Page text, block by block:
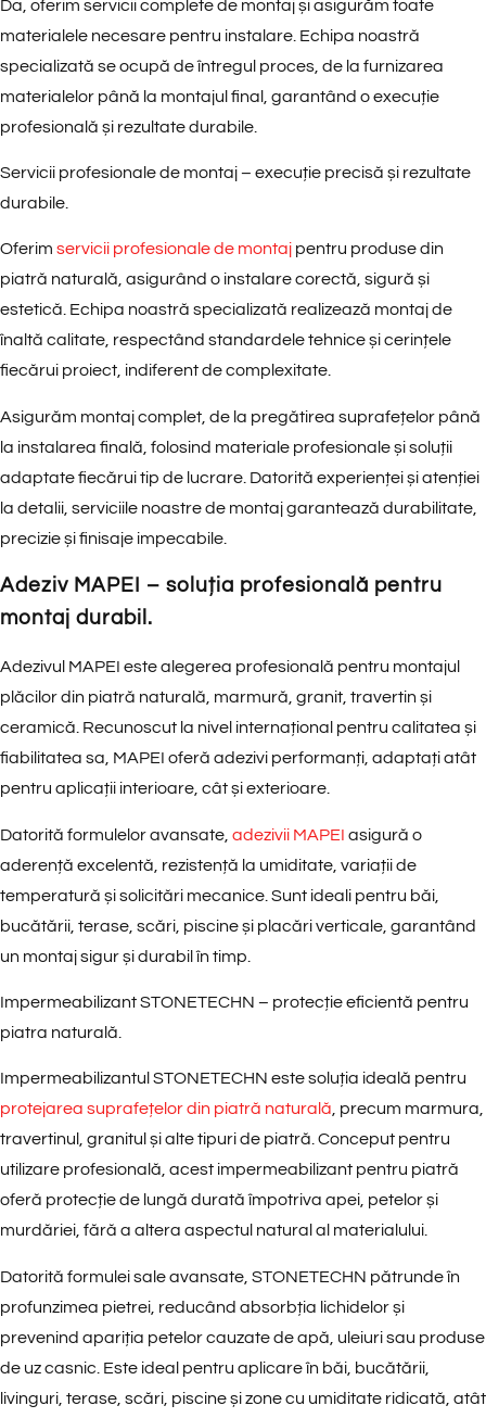
Da, oferim servicii complete de montaj și asigurăm toate
materialele necesare pentru instalare. Echipa noastră
specializată se ocupă de întregul proces, de la furnizarea
materialelor până la montajul final, garantând o execuție
profesională și rezultate durabile.
Servicii profesionale de montaj – execuție precisă și rezultate
durabile.
Oferim servicii profesionale de montaj pentru produse din
piatră naturală, asigurând o instalare corectă, sigură și
estetică. Echipa noastră specializată realizează montaj de
înaltă calitate, respectând standardele tehnice și cerințele
fiecărui proiect, indiferent de complexitate.
Asigurăm montaj complet, de la pregătirea suprafețelor până
la instalarea finală, folosind materiale profesionale și soluții
adaptate fiecărui tip de lucrare. Datorită experienței și atenției
la detalii, serviciile noastre de montaj garantează durabilitate,
precizie și finisaje impecabile.
Adeziv MAPEI – soluția profesională pentru
montaj durabil.
Adezivul MAPEI este alegerea profesională pentru montajul
plăcilor din piatră naturală, marmură, granit, travertin și
ceramică. Recunoscut la nivel internațional pentru calitatea și
fiabilitatea sa, MAPEI oferă adezivi performanți, adaptați atât
pentru aplicații interioare, cât și exterioare.
Datorită formulelor avansate, adezivii MAPEI asigură o
aderență excelentă, rezistență la umiditate, variații de
temperatură și solicitări mecanice. Sunt ideali pentru băi,
bucătării, terase, scări, piscine și placări verticale, garantând
un montaj sigur și durabil în timp.
Impermeabilizant STONETECHN – protecție eficientă pentru
piatra naturală.
Impermeabilizantul STONETECHN este soluția ideală pentru
protejarea suprafețelor din piatră naturală, precum marmura,
travertinul, granitul și alte tipuri de piatră. Conceput pentru
utilizare profesională, acest impermeabilizant pentru piatră
oferă protecție de lungă durată împotriva apei, petelor și
murdăriei, fără a altera aspectul natural al materialului.
Datorită formulei sale avansate, STONETECHN pătrunde în
profunzimea pietrei, reducând absorbția lichidelor și
prevenind apariția petelor cauzate de apă, uleiuri sau produse
de uz casnic. Este ideal pentru aplicare în băi, bucătării,
livinguri, terase, scări, piscine și zone cu umiditate ridicată, atât